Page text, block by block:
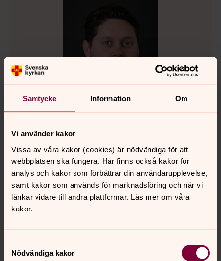
Samtycke Information Om
Vi använder kakor
Vissa av våra kakor (cookies) är nödvändiga för att
webbplatsen ska fungera. Här finns också kakor för
analys och kakor som förbättrar din användarupplevelse,
samt kakor som används för marknadsföring och när vi
länkar vidare till andra plattformar. Läs mer om våra
kakor.
Nödvändiga kakor
Erik Ponner
Församlingspedagog, Svenska kyrkan i Uddevalla
Direkt:
0522-64 21 55 Mobil:
076-1492183
E-post:erik.ponner@svenskakyrkan.se
Senast ändrad 30 april 2026